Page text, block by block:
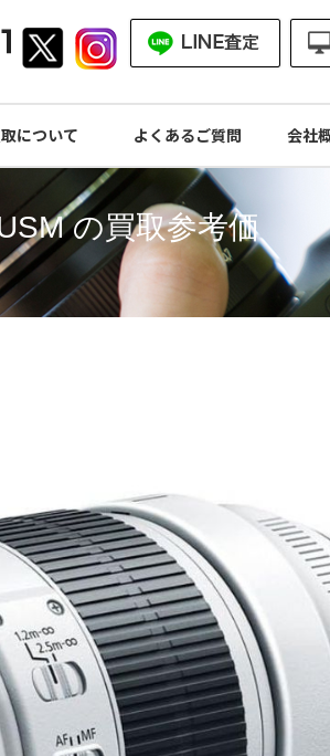
について よくあるご質問 会社
の買取参考価